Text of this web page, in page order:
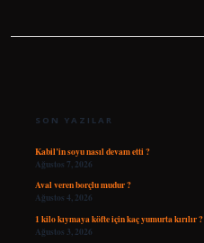
SON YAZILAR
Kabil’in soyu nasıl devam etti ?
Ağustos 7, 2026
Aval veren borçlu mudur ?
Ağustos 4, 2026
1 kilo kıymaya köfte için kaç yumurta kırılır ?
Ağustos 3, 2026